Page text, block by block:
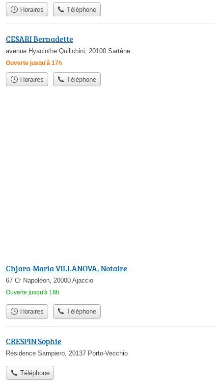
Horaires Téléphone
CESARI Bernadette
avenue Hyacinthe Quilichini, 20100 Sartène
Ouverte jusqu'à 17h
Horaires Téléphone
Chjara-Maria VILLANOVA, Notaire
67 Cr Napoléon, 20000 Ajaccio
Ouverte jusqu'à 18h
Horaires Téléphone
CRESPIN Sophie
Résidence Sampiero, 20137 Porto-Vecchio
Téléphone